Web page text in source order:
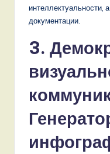
интеллектуальности,
документации.
3.